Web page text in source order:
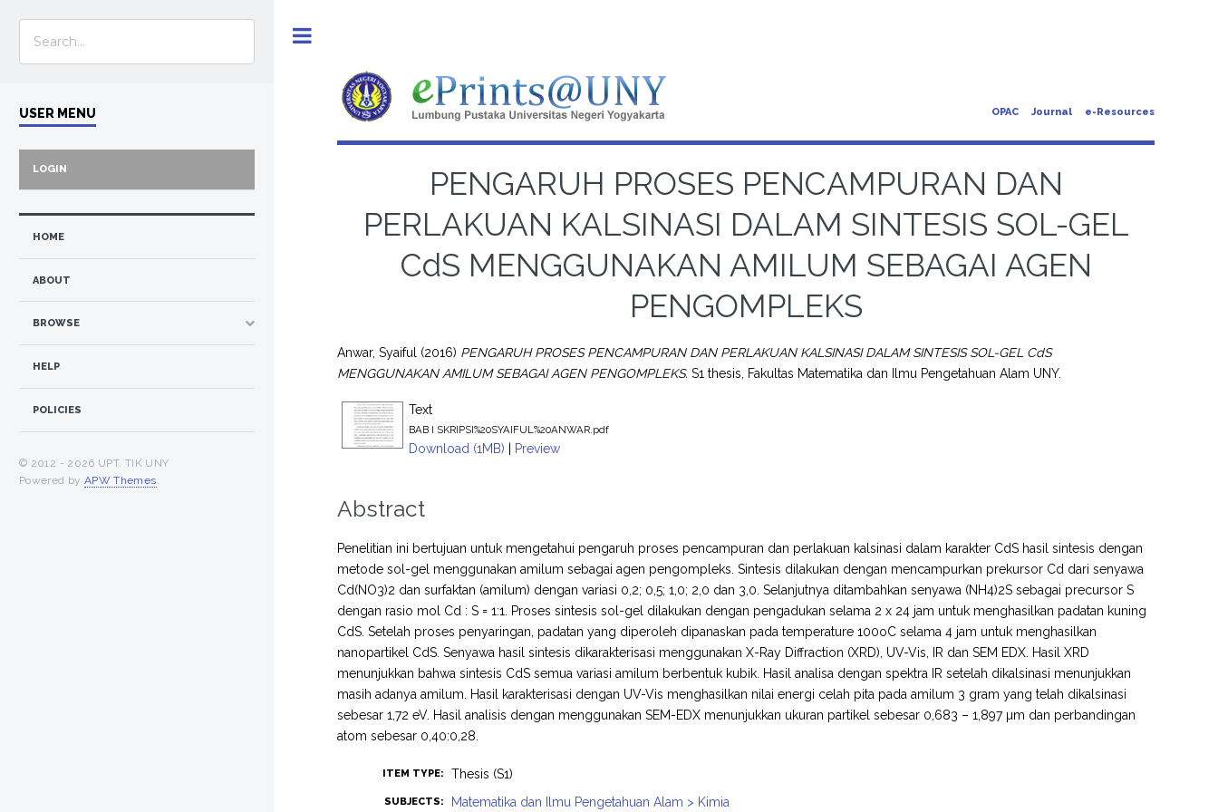
OPAC Journal e-Resources
PENGARUH PROSES PENCAMPURAN DAN
PERLAKUAN KALSINASI DALAM SINTESIS SOL-GEL
CdS MENGGUNAKAN AMILUM SEBAGAI AGEN
PENGOMPLEKS
Anwar, Syaiful (2016) PENGARUH PROSES PENCAMPURAN DAN PERLAKUAN KALSINASI DALAM SINTESIS SOL-GEL CdS
MENGGUNAKAN AMILUM SEBAGAI AGEN PENGOMPLEKS. S1 thesis, Fakultas Matematika dan Ilmu Pengetahuan Alam UNY.
Text
BAB I SKRIPSI%20SYAIFUL%20ANWAR.pdf
Download (1MB) | Preview
Abstract
Penelitian ini bertujuan untuk mengetahui pengaruh proses pencampuran dan perlakuan kalsinasi dalam karakter CdS hasil sintesis dengan
metode sol-gel menggunakan amilum sebagai agen pengompleks. Sintesis dilakukan dengan mencampurkan prekursor Cd dari senyawa
Cd(NO3)2 dan surfaktan (amilum) dengan variasi 0,2; 0,5; 1,0; 2,0 dan 3,0. Selanjutnya ditambahkan senyawa (NH4)2S sebagai precursor S
dengan rasio mol Cd : S = 1:1. Proses sintesis sol-gel dilakukan dengan pengadukan selama 2 x 24 jam untuk menghasilkan padatan kuning
CdS. Setelah proses penyaringan, padatan yang diperoleh dipanaskan pada temperature 100oC selama 4 jam untuk menghasilkan
nanopartikel CdS. Senyawa hasil sintesis dikarakterisasi menggunakan X-Ray Diffraction (XRD), UV-Vis, IR dan SEM EDX. Hasil XRD
menunjukkan bahwa sintesis CdS semua variasi amilum berbentuk kubik. Hasil analisa dengan spektra IR setelah dikalsinasi menunjukkan
masih adanya amilum. Hasil karakterisasi dengan UV-Vis menghasilkan nilai energi celah pita pada amilum 3 gram yang telah dikalsinasi
sebesar 1,72 eV. Hasil analisis dengan menggunakan SEM-EDX menunjukkan ukuran partikel sebesar 0,683 – 1,897 µm dan perbandingan
atom sebesar 0,40:0,28.
ITEM TYPE: Thesis (S1)
SUBJECTS: Matematika dan Ilmu Pengetahuan Alam > Kimia
USER MENU
LOGIN
HOME
ABOUT
BROWSE
HELP
POLICIES
© 2012 - 2026 UPT. TIK UNY
Powered by APW Themes